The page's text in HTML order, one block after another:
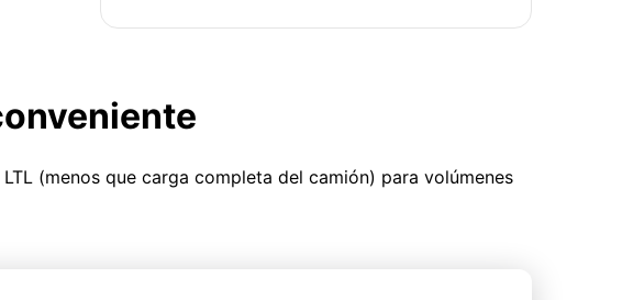
(menos que carga completa del camión) para volúmenes